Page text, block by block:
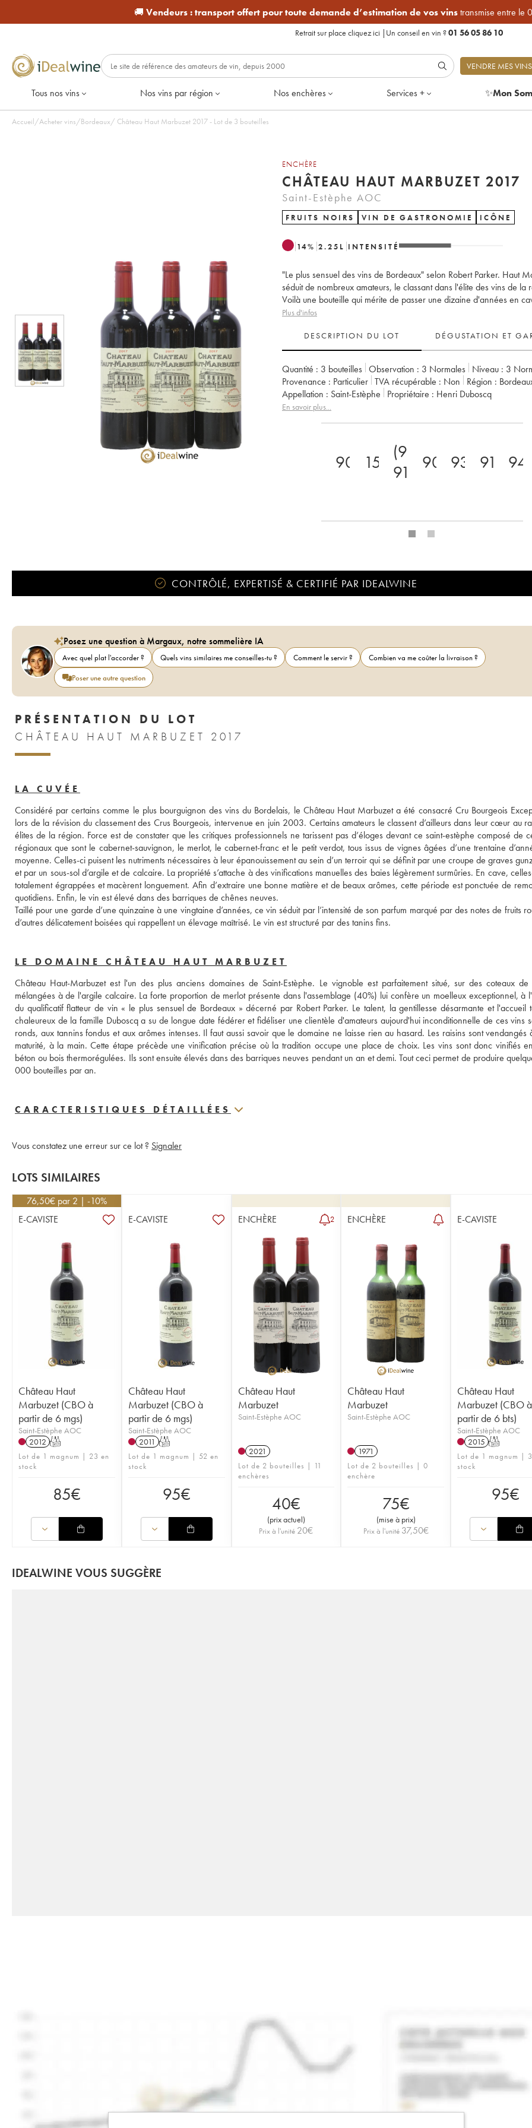
🚚 Vendeurs :transport offert pour toute demande d’estimation de vos vinstransmise entre le
Retrait sur place cliquez ici | Un conseil en vin ?01 56 05 86 10
VENDRE MES VINS
Tous nos vins Nos vins par région Nos enchères Services + ✨Mon
Accueil/Acheter vins/Bordeaux/ Château Haut Marbuzet 2017 - Lot de 3 bouteilles
ENCHÈRE
CHÂTEAU HAUT MARBUZET 2017
Saint-Estèphe AOC
FRUITS NOIRS VIN DE GASTRONOMIE ICÔNE
14% 2.25 L INTENSITÉ
"Le plus sensuel des vins de Bordeaux" selon Robert Parker. Haut
séduit de nombreux amateurs, le classant dans l'élite des vins de la
Voilà une bouteille qui mérite de passer une dizaine d'années en
Plus d'infos
DESCRIPTION DU LOT DÉGUSTATION ET
Quantité : 3 bouteilles Observation : 3 Normales Niveau : 3
Provenance : particulier TVA récupérable : non Région :
Appellation :
Saint-Estèphe Propriétaire : Henri Duboscq
En savoir plus...
90 15
(90-
91)
90 93 91 94
CONTRÔLÉ, EXPERTISÉ & CERTIFIÉ PAR IDEALWINE
Posez une question à Margaux, notre sommelière IA
Avec quel plat l'accorder ? Quels vins similaires me conseilles-tu ? Comment le servir ?
Combien va me coûter la livraison ?
Poser une autre question
PRÉSENTATION DU LOT
CHÂTEAU HAUT MARBUZET 2017
LA CUVÉE
Considéré par certains comme le plus bourguignon des vins du Bordelais, le Château Haut Marbuzet a été consacré Cru Bourgeois
lors de la révision du classement des Crus Bourgeois, intervenue en juin 2003. Certains amateurs le classent d’ailleurs dans leur cœur au
élites de la région. Force est de constater que les critiques professionnels ne tarissent pas d’éloges devant ce saint-estèphe composé de
régionaux que sont le cabernet-sauvignon, le merlot, le cabernet-franc et le petit verdot, tous issus de vignes âgées d’une trentaine
moyenne. Celles-ci puisent les nutriments nécessaires à leur épanouissement au sein d’un terroir qui se définit par une croupe de graves
et par un sous-sol d’argile et de calcaire. La propriété s’attache à des vinifications manuelles des baies légèrement surmûries. En cave,
totalement égrappées et macèrent longuement. Afin d’extraire une bonne matière et de beaux arômes, cette période est ponctuée de
quotidiens. Enfin, le vin est élevé dans des barriques de chênes neuves.
Taillé pour une garde d’une quinzaine à une vingtaine d’années, ce vin séduit par l’intensité de son parfum marqué par des notes de fruits
d’autres délicatement boisées qui rappellent un élevage maîtrisé. Le vin est structuré par des tanins fins.
LE DOMAINE CHÂTEAU HAUT MARBUZET
Château Haut-Marbuzet est l'un des plus anciens domaines de Saint-Estèphe. Le vignoble est parfaitement situé, sur des coteaux de
mélangées à de l'argile calcaire. La forte proportion de merlot présente dans l'assemblage (40%) lui confère un moelleux exceptionnel, à
du qualificatif flatteur de vin « le plus sensuel de Bordeaux » décerné par Robert Parker. Le talent, la gentillesse désarmante et l'accueil
chaleureux de la famille Duboscq a su de longue date fédérer et fidéliser une clientèle d'amateurs aujourd'hui inconditionnelle de ces vins
ronds, aux tannins fondus et aux arômes intenses. Il faut aussi savoir que le domaine ne laisse rien au hasard. Les raisins sont vendangés
maturité, à la main. Cette étape précède une vinification précise où la tradition occupe une place de choix. Les vins sont donc vinifiés
béton ou bois thermorégulées. Ils sont ensuite élevés dans des barriques neuves pendant un an et demi. Tout ceci permet de produire
000 bouteilles par an.
CARACTERISTIQUES DÉTAILLÉES
Vous constatez une erreur sur ce lot ? Signaler
LOTS SIMILAIRES
76,50€ par 2 | -10%
E-CAVISTE
Château Haut
Marbuzet (CBO à
partir de 6 mgs)
Saint-Estèphe AOC
2012 T
Lot de 1 magnum | 23 en
stock
85€
E-CAVISTE
Château Haut
Marbuzet (CBO à
partir de 6 mgs)
Saint-Estèphe AOC
2011 T
Lot de 1 magnum | 52 en
stock
95€
ENCHÈRE 2
Château Haut
Marbuzet
Saint-Estèphe AOC
2021
Lot de 2 bouteilles | 11
enchères
40€
(prix actuel)
Prix à l'unité 20€
ENCHÈRE
Château Haut
Marbuzet
Saint-Estèphe AOC
1971
Lot de 2 bouteilles | 0
enchère
75€
(mise à prix)
Prix à l'unité 37,50€
E-CAVISTE
Château Haut
Marbuzet (CBO à
partir de 6 bts)
Saint-Estèphe AOC
2015 T
Lot de 1 magnum |
stock
95€
IDEALWINE VOUS SUGGÈRE